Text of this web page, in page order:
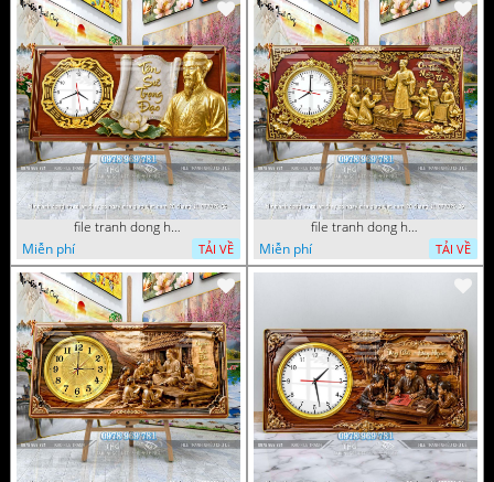
file tranh dong ho tri an thay co ngay nha giao viet nam 20 thang 11 072026 54
Miễn phí
TẢI VỀ
file tranh dong ho tri an thay co ngay nha giao viet nam 20 thang 11 072026 39
Miễn phí
TẢI VỀ